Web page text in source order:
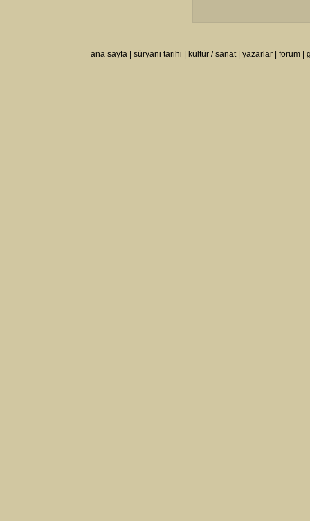
ana sayfa süryani tarihi kültür / sanat| yazarlar forum